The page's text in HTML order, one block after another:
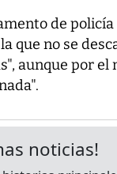
de
que no se
aunque por